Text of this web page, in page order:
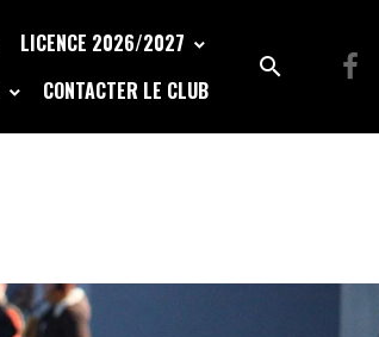
LICENCE 2026/2027
CONTACTER LE CLUB